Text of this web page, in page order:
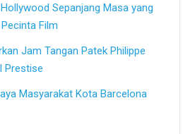
Sepanjang Masa yang
Film
Jam Tangan Patek Philippe
Prestise
Masyarakat Kota Barcelona